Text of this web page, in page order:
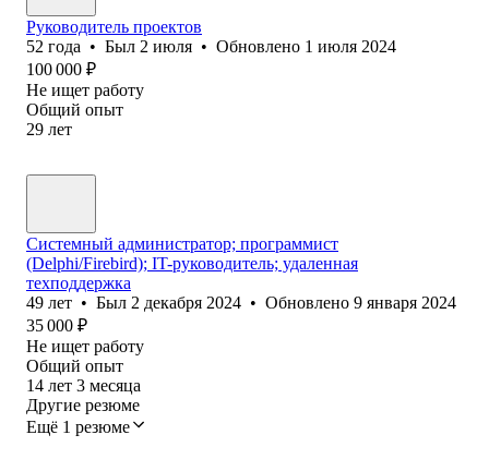
Руководитель проектов
52 года • Был 2 июля • Обновлено 1 июля 2024
100 000 ₽
Не ищет работу
Общий опыт
29 лет
Системный администратор; программист
(Delphi/Firebird); IT-руководитель; удаленная
техподдержка
49 лет • Был 2 декабря 2024 • Обновлено 9 января 2024
35 000 ₽
Не ищет работу
Общий опыт
14 лет 3 месяца
Другие резюме
Ещё 1 резюме